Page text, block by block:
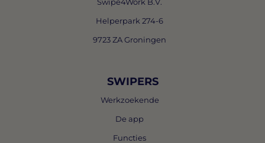
Helperpark 274-6
9723 ZA Groningen
SWIPERS
Werkzoekende
De app
Functies